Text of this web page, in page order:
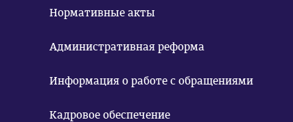
Нормативные акты
Административная реформа
Информация о работе с обращениями
Кадровое обеспечение